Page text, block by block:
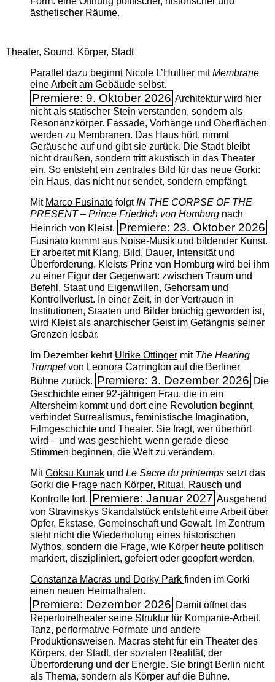
ästhetischer Räume.
Theater, Sound, Körper, Stadt
Parallel dazu beginnt Nicole L’Huilliermit ­Membrane
eine Arbeit am Gebäude selbst.
Premiere: 9. Oktober 2026 Architektur wird hier
nicht als statischer Stein verstanden, sondern als
Resonanzkörper. Fassade, Vorhänge und Oberflächen
werden zu Membranen. Das Haus hört, nimmt
Geräusche auf und gibt sie zurück. Die Stadt bleibt
nicht draußen, sondern tritt akustisch in das Theater
ein. So entsteht ein zentrales Bild für das neue Gorki:
ein Haus, das nicht nur sendet, sondern empfängt.
Mit Marco FusinatofolgtIN THE CORPSE OF THE
PRESENT – Prince Friedrich von Homburgnach
Heinrich von Kleist. Premiere: 23. Oktober 2026
Fusinato kommt aus Noise-Musik und bildender Kunst.
Er arbeitet mit Klang, Bild, Dauer, Intensität und
Überforderung. Kleists Prinz von Homburg wird bei ihm
zu einer Figur der Gegenwart: zwischen Traum und
Befehl, Staat und Eigenwillen, Gehorsam und
Kontrollverlust. In einer Zeit, in der Vertrauen in
Institutionen, Staaten und Bilder brüchig geworden ist,
wird Kleist als anarchischer Geist im Gefängnis seiner
Grenzen lesbar.
Im Dezember kehrt Ulrike Ottingermit The ­Hearing
Trumpetvon Leonora Carrington auf die Berliner
Bühne zurück. Premiere: 3. Dezember 2026 Die
Geschichte einer 92-jährigen Frau, die in ein
Altersheim kommt und dort eine Revolution beginnt,
verbindet Surrealismus, feministische Imagination,
Filmgeschichte und Theater. Sie fragt, wer überhört
wird – und was geschieht, wenn gerade diese
Stimmen beginnen, die Welt zu verändern.
MitGöksu Kunakund Le Sacre du printempssetzt das
Gorki die Frage nach Körper, Ritual, Rausch und
Kontrolle fort. Premiere: Januar 2027 Ausgehend
von Stravinskys Skandalstück entsteht eine Arbeit über
Opfer, Ekstase, Gemeinschaft und Gewalt. Im Zentrum
steht nicht die Wiederholung eines historischen
Mythos, sondern die Frage, wie Körper heute politisch
markiert, diszipliniert, gefeiert oder geopfert werden.
Constanza Macras und Dorky Park finden im Gorki
einen neuen Heimathafen.
Premiere: Dezember 2026 Damit öffnet das
Repertoiretheater seine Struktur für Kompanie-Arbeit,
Tanz, performative Formate und andere
Produktionsweisen. Macras steht für ein Theater des
Körpers, der Stadt, der sozialen Realität, der
Überforderung und der Energie. Sie bringt Berlin nicht
als Thema, sondern als Körper auf die Bühne.